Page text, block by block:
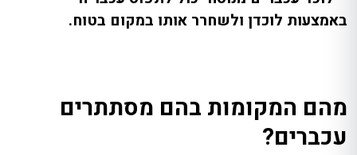
באמצעות לוכדן ולשחרר אותו במקום בטוח.
מהם המקומות בהם מסתתרים
עכברים?